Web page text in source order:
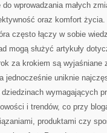
do wprowadzania małych
oraz komfort
często łączy w sobie
mogą służyć artykuły
za krokiem są
jednocześnie uniknie
wymagających
i trendów, co przy
produktami czy